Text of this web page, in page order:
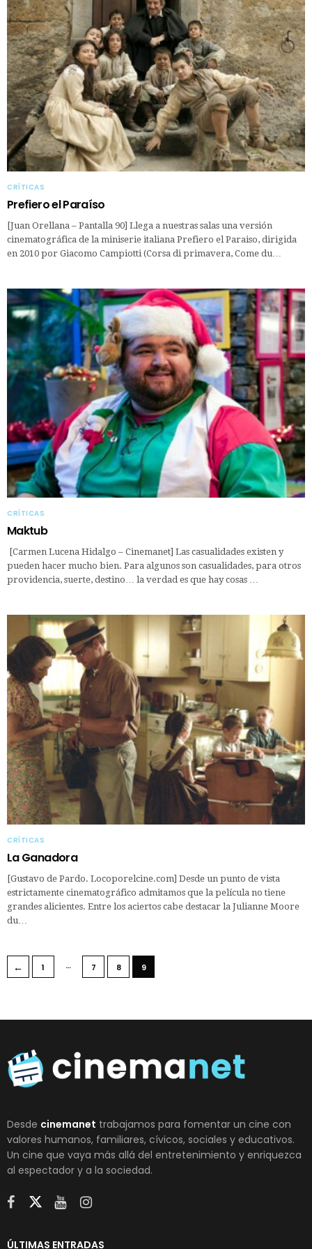
CRÍTICAS
Prefiero el Paraíso
[Juan Orellana – Pantalla 90] Llega a nuestras salas una versión
cinematográfica de la miniserie italiana Prefiero el Paraiso, dirigida
en 2010 por Giacomo Campiotti (Corsa di primavera, Come du…
CRÍTICAS
Maktub
[Carmen Lucena Hidalgo – Cinemanet] Las casualidades existen y
pueden hacer mucho bien. Para algunos son casualidades, para otros
providencia, suerte, destino… la verdad es que hay cosas …
CRÍTICAS
La Ganadora
[Gustavo de Pardo. Locoporelcine.com] Desde un punto de vista
estrictamente cinematográfico admitamos que la película no tiene
grandes alicientes. Entre los aciertos cabe destacar la Julianne Moore
du…
← 1 … 7 8 9
Desde cinemanet trabajamos para fomentar un cine con
valores humanos, familiares, cívicos, sociales y educativos.
Un cine que vaya más allá del entretenimiento y enriquezca
al espectador y a la sociedad.
ÚLTIMAS ENTRADAS